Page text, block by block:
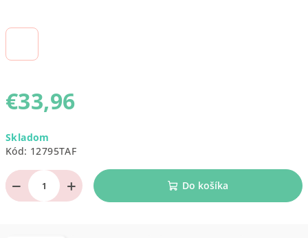
€33,96
cena:
Skladom
Kód: 12795TAF
+
− Do košíka